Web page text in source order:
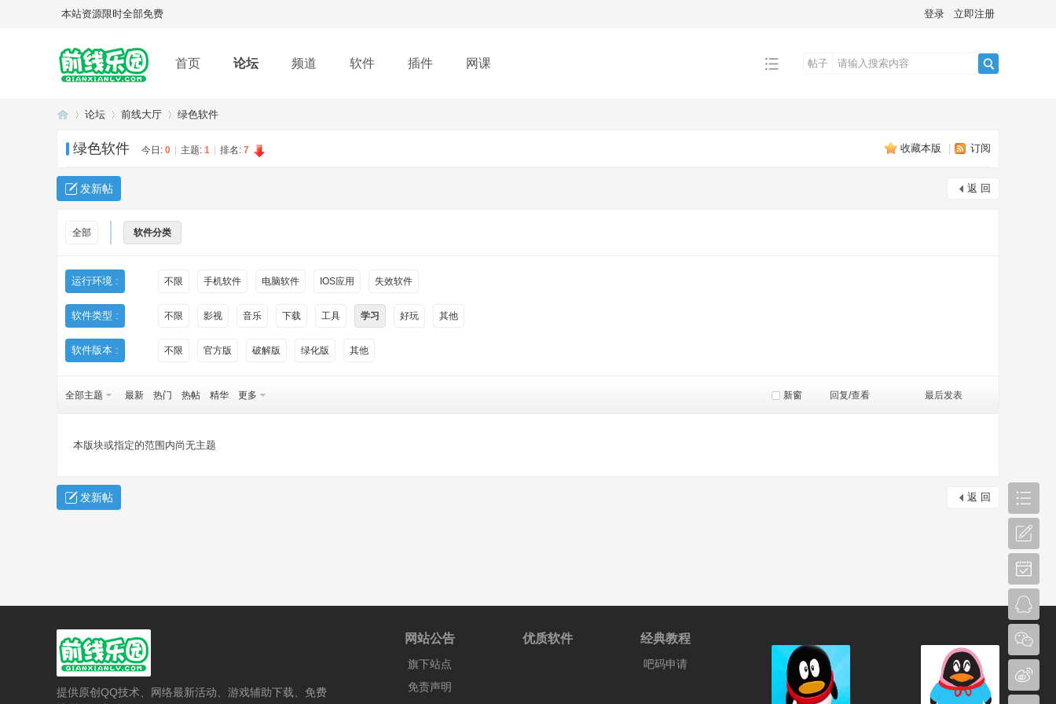
本站资源限时全部免费 登录 立即注册
首页 论坛 频道 软件 插件 网课
帖子
索
Q
前
线
»
论坛 前线大厅 绿色软件
收藏本版 订阅
绿色软件 今日: 0 主题: 1 排名: 7
返 回
发新帖
全部 软件分类
运行环境 : 不限 手机软件 电脑软件 IOS应用 失效软件
软件类型 : 不限 影视 音乐 下载 工具 学习 好玩 其他
软件版本 : 不限 官方版 破解版 绿化版 其他
新窗
全部主题 最新 热门 热帖 精华 更多 回复/查看 最后发表
本版块或指定的范围内尚无主题
返 回
发新帖
提供原创QQ技术、网络最新活动、游戏辅助下载、免费
网站公告
旗下站点
免责声明
优质软件 经典教程
吧码申请